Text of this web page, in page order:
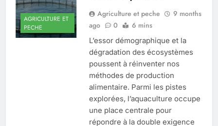
AGRICULTURE ET
PECHE
Agriculture et peche
9 months
ago
0 6 mins
L’essor démographique et la
dégradation des écosystèmes
poussent à réinventer nos
méthodes de production
alimentaire. Parmi les pistes
explorées, l’aquaculture occupe
une place centrale pour
répondre à la double exigence